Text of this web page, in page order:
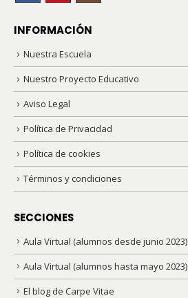
INFORMACIÓN
Nuestra Escuela
Nuestro Proyecto Educativo
Aviso Legal
Política de Privacidad
Política de cookies
Términos y condiciones
SECCIONES
Aula Virtual (alumnos desde junio 2023)
Aula Virtual (alumnos hasta mayo 2023)
El blog de Carpe Vitae